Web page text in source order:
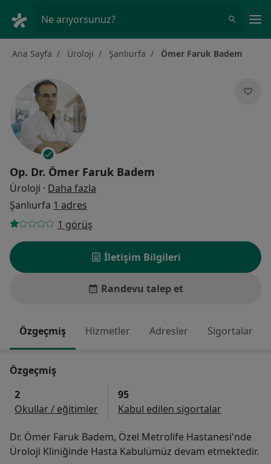
Ne arıyorsunuz?
Ana Sayfa Üroloji Şanlıurfa Ömer Faruk Badem
Op. Dr. Ömer Faruk Badem
Üroloji · Daha fazla
Şanlıurfa 1 adres
1 görüş
İletişim Bilgileri
Randevu talep et
Özgeçmiş Hizmetler Adresler Sigortalar
Özgeçmiş
2
Okullar / eğitimler
95
Kabul edilen sigortalar
Dr. Ömer Faruk Badem, Özel Metrolife Hastanesi'nde
Üroloji Kliniğinde Hasta Kabulümüz devam etmektedir.